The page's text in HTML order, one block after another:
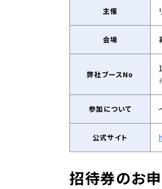
主催
会場
弊社ブースNo
参加について
公式サイト
招待券のお